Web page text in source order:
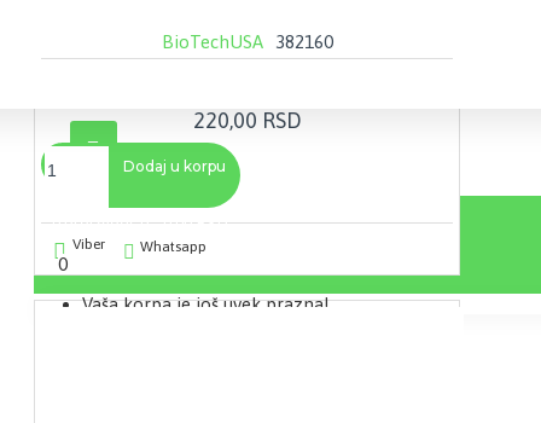
0 proizvod(a) - 0,00 RSD
0
Vaša korpa je još uvek prazna!
BioTechUSA 382160
220,00 RSD
Dodaj u korpu
Viber Whatsapp